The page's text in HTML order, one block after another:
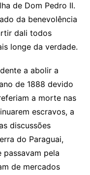
de Dom Pedro II.
da benevolência
dali todos
longe da verdade.
a abolir a
de 1888 devido
a morte nas
escravos, a
discussões
do Paraguai,
passavam pela
de mercados